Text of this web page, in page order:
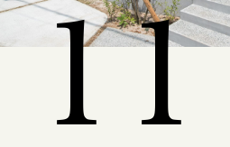
11